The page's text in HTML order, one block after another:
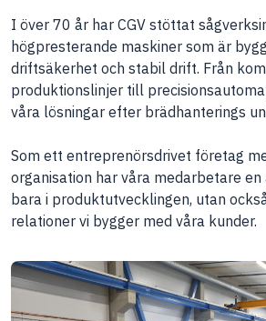
I över 70 år har CGV stöttat
högpresterande maskiner som är
driftsäkerhet och stabil drift. Från
produktionslinjer till
våra lösningar efter brädhanterings
Som ett entreprenörsdrivet företag
organisation har våra medarbetare
bara i produktutvecklingen, utan
relationer vi bygger med våra kunder.